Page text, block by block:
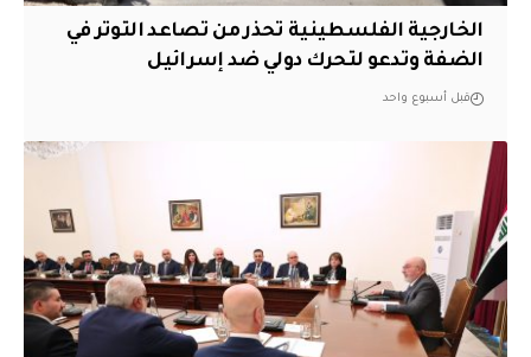
الخارجية الفلسطينية تحذر من تصاعد التوتر في
الضفة وتدعو لتحرك دولي ضد إسرائيل
قبل أسبوع واحد